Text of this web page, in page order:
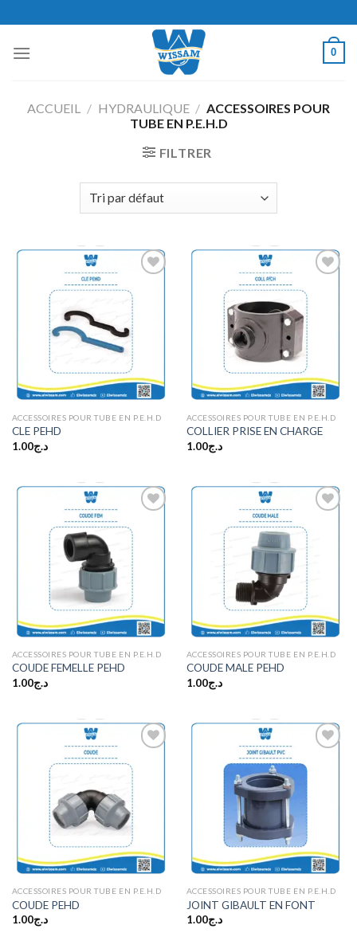
to
content
0
ACCUEIL / HYDRAULIQUE / ACCESSOIRES POUR
TUBE EN P.E.H.D
FILTRER
Ajouter
wishlist
ACCESSOIRES POUR TUBE EN P.E.H.D
CLE PEHD
د.ج1.00
Ajouter
wishlist
ACCESSOIRES POUR TUBE EN P.E.H.D
COLLIER PRISE EN CHARGE
د.ج1.00
Ajouter
wishlist
ACCESSOIRES POUR TUBE EN P.E.H.D
COUDE FEMELLE PEHD
د.ج1.00
Ajouter
wishlist
ACCESSOIRES POUR TUBE EN P.E.H.D
COUDE MALE PEHD
د.ج1.00
Ajouter
wishlist
ACCESSOIRES POUR TUBE EN P.E.H.D
COUDE PEHD
د.ج1.00
ACCESSOIRES POUR TUBE EN P.E.H.D
JOINT GIBAULT EN FONT
د.ج1.00